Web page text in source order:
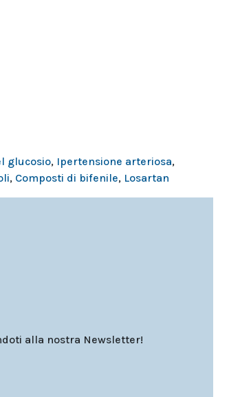
glucosio, Ipertensione arteriosa,
, Composti di bifenile, Losartan
alla nostra Newsletter!